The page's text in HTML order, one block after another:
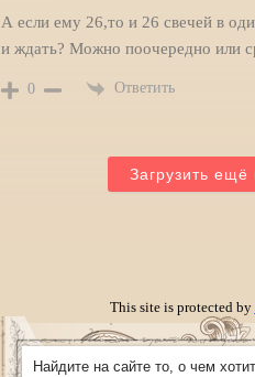
А если ему 26,то и 26 свечей в
и ждать? Можно поочередно или
0 Ответить
Загрузить
This site is protected by